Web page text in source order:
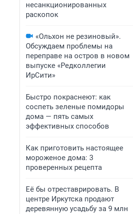
несанкционированных
раскопок
«Ольхон не резиновый».
Обсуждаем проблемы на
переправе на остров в новом
выпуске «Редколлегии
ИрСити»
Быстро покраснеют: как
соспеть зеленые помидоры
дома — пять самых
эффективных способов
Как приготовить настоящее
мороженое дома: 3
проверенных рецепта
Её бы отреставрировать. В
центре Иркутска продают
деревянную усадьбу за 9 млн